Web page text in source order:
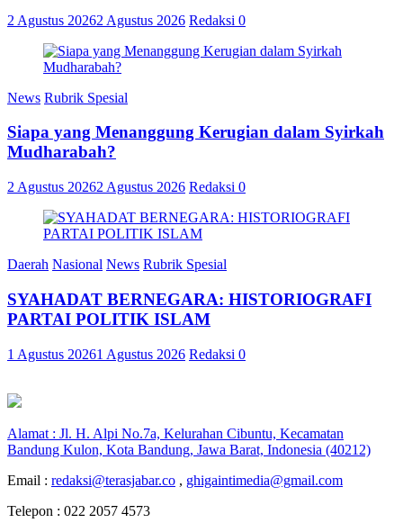
2 Agustus 20262 Agustus 2026 Redaksi 0
News Rubrik Spesial
Siapa yang Menanggung Kerugian dalam Syirkah
Mudharabah?
2 Agustus 20262 Agustus 2026 Redaksi 0
Daerah Nasional News Rubrik Spesial
SYAHADAT BERNEGARA: HISTORIOGRAFI
PARTAI POLITIK ISLAM
1 Agustus 20261 Agustus 2026 Redaksi 0
Alamat : Jl. H. Alpi No.7a, Kelurahan Cibuntu, Kecamatan
Bandung Kulon, Kota Bandung, Jawa Barat, Indonesia (40212)
Email : redaksi@terasjabar.co , ghigaintimedia@gmail.com
Telepon : 022 2057 4573